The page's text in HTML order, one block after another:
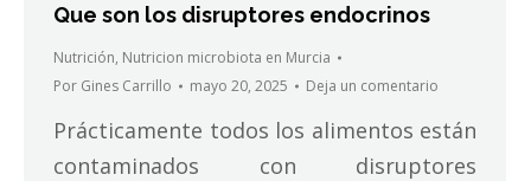
Que son los disruptores endocrinos
Nutrición, Nutricion microbiota en Murcia
Por Gines Carrillo mayo 20, 2025 Deja un comentario
Prácticamente todos los alimentos están
contaminados con disruptores